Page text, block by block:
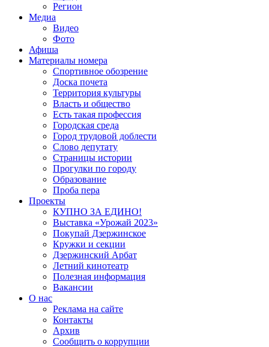
Регион
Медиа
Видео
Фото
Афиша
Материалы номера
Спортивное обозрение
Доска почета
Территория культуры
Власть и общество
Есть такая профессия
Городская среда
Город трудовой доблести
Слово депутату
Страницы истории
Прогулки по городу
Образование
Проба пера
Проекты
КУПНО ЗА ЕДИНО!
Выставка «Урожай 2023»
Покупай Дзержинское
Кружки и секции
Дзержинский Арбат
Летний кинотеатр
Полезная информация
Вакансии
О нас
Реклама на сайте
Контакты
Архив
Сообщить о коррупции